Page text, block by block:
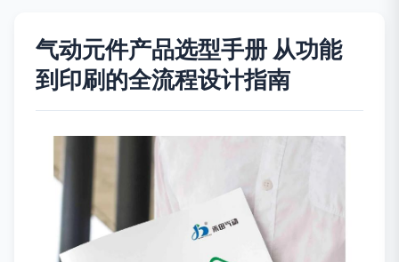
气动元件产品选型手册 从功能
到印刷的全流程设计指南